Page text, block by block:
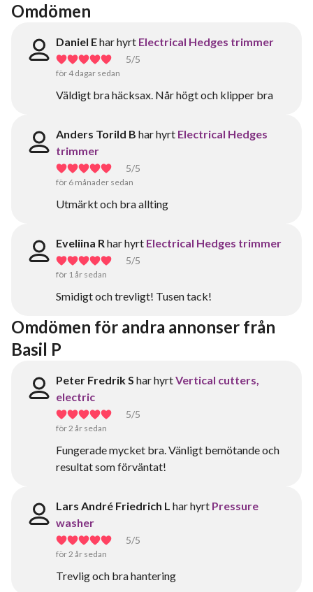
Omdömen
Daniel Ehar hyrt Electrical Hedges trimmer
5/5
för 4 dagar sedan
Väldigt bra häcksax. Når högt och klipper bra
Anders Torild B har hyrt Electrical Hedges
trimmer
5/5
för 6 månader sedan
Utmärkt och bra allting
Eveliina Rhar hyrt Electrical Hedges trimmer
5/5
för 1 år sedan
Smidigt och trevligt! Tusen tack!
Omdömen för andra annonser från
Basil P
Peter Fredrik S har hyrtVertical cutters,
electric
5/5
för 2 år sedan
Fungerade mycket bra. Vänligt bemötande och
resultat som förväntat!
Lars André Friedrich L har hyrt Pressure
washer
5/5
för 2 år sedan
Trevlig och bra hantering